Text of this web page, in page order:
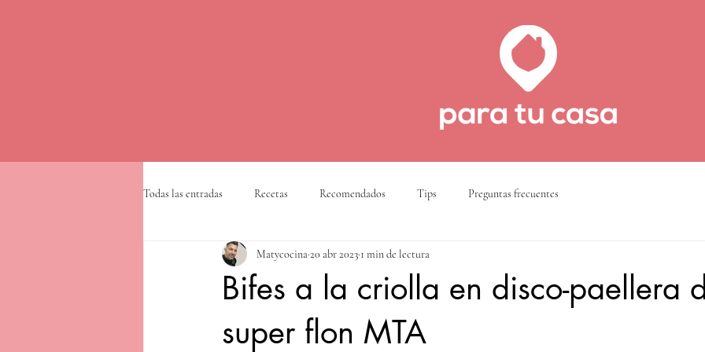
Todas las entradas Recetas Recomendados Tips Preguntas frecuentes
Bifes a la criolla en disco-paellera
super flon MTA
Matycocina20 abr 2023 1 min de lectura